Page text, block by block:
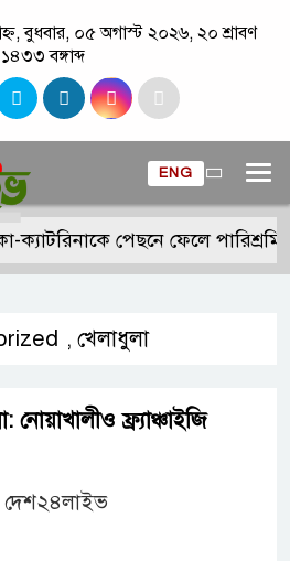
বুধবার, ০৫ অগাস্ট ২০২৬, ২০ শ্রাবণ
১৪৩৩ বঙ্গাব্দ
ENG
ক্যাটরিনাকে পেছনে ফেলে
, খেলাধুলা
ফ্র্যাঞ্চাইজি
দেশ২৪লাইভ